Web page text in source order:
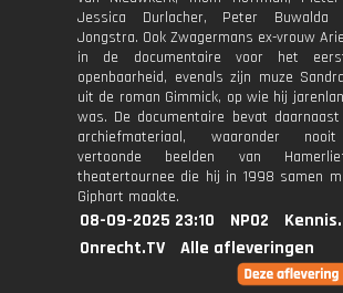
Jessica Durlacher, Peter
Jongstra. Ook Zwagermans ex-vrouw
in de documentaire voor het
openbaarheid, evenals zijn muze
uit de roman Gimmick, op wie hij
was. De documentaire bevat
archiefmateriaal, waaronder
vertoonde beelden van
theatertournee die hij in 1998 samen
Giphart maakte.
08-09-2025 23:10 NPO2
Onrecht.TV
Alle afleveringen